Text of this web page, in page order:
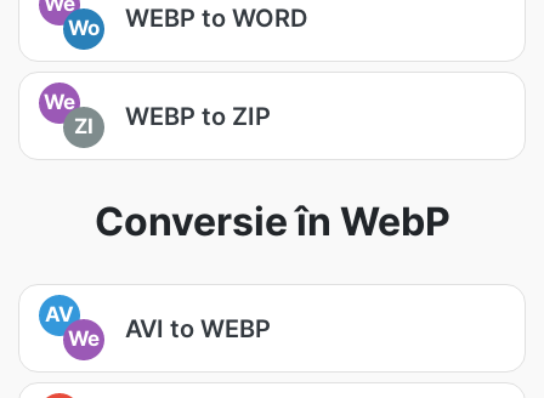
Wo
WEBP to WORD
We
ZI
WEBP to ZIP
Conversie în WebP
AV
We
AVI to WEBP